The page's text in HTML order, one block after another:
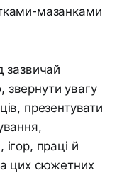
мазанками
зазвичай
звернути увагу
презентувати
праці й
цих сюжетних